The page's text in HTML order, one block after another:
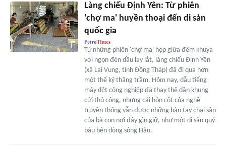
Làng chiếu Định Yên: Từ phiên
'chợ ma' huyền thoại đến di sản
quốc gia
Từ những phiên 'chợ ma' họp giữa đêm khuya
với ngọn đèn dầu lay lắt, làng chiếu Định Yên
(xã Lai Vung, tỉnh Đồng Tháp) đã đi qua hơn
một thế kỷ thăng trầm. Hôm nay, dẫu tiếng
máy dệt công nghiệp đã thay thế dần khung
cửi thủ công, nhưng cái hồn cốt của nghề
truyền thống vẫn được những bàn tay chai sần
của bà con nơi đây gìn giữ, như một di sản quý
báu bên dòng sông Hậu.